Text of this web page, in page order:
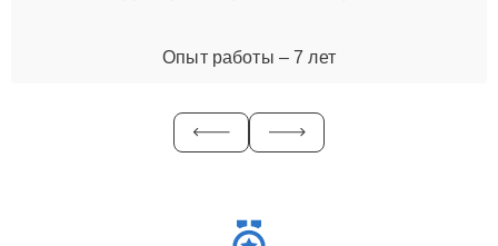
Опыт работы – 7 лет